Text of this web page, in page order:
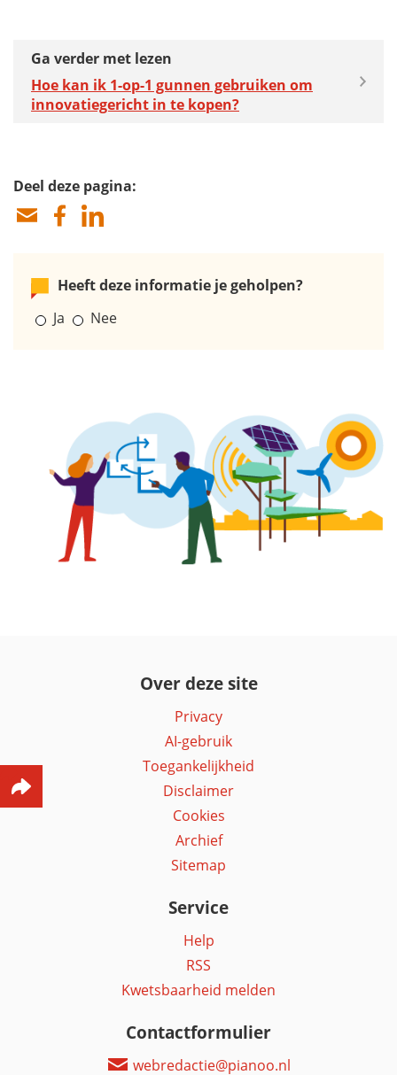
Ga verder met lezen
Hoe kan ik 1-op-1 gunnen gebruiken om
innovatiegericht in te kopen?
Deel deze pagina:
Heeft deze informatie je geholpen?
Ja
Nee
Over deze site
Privacy
AI-gebruik
Toegankelijkheid
Disclaimer
Cookies
Archief
Sitemap
Service
Help
RSS
Kwetsbaarheid melden
Contactformulier
webredactie@pianoo.nl